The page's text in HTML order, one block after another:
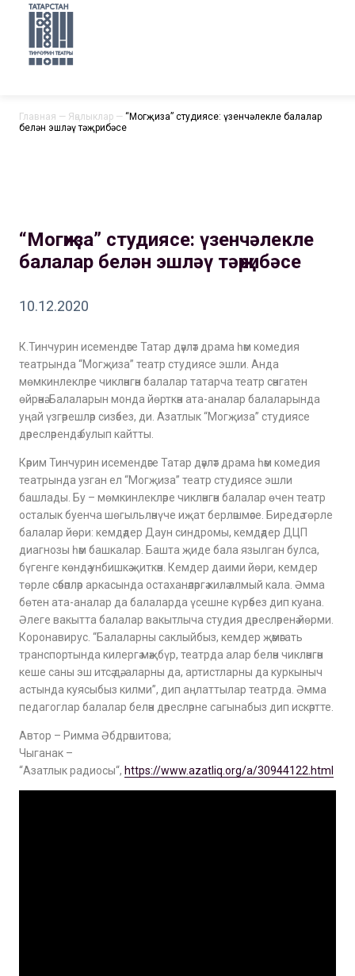
Главная — Яңалыклар — “Могҗиза” студиясе: үзенчәлекле балалар
белән эшләү тәҗрибәсе
“Могҗиза” студиясе: үзенчәлекле
балалар белән эшләү тәҗрибәсе
10.12.2020
К.Тинчурин исемендәге Татар дәүләт драма һәм комедия
театрында “Могҗиза” театр студиясе эшли. Анда
мөмкинлекләре чикләнгән балалар татарча театр сәнгатен
өйрәнә. Балаларын монда йөрткән ата-аналар балаларында
уңай үзгәрешләр сизәбез, ди. Азатлык“Могҗиза” студиясе
дәресләрендә булып кайтты.
Кәрим Тинчурин исемендәге Татар дәүләт драма һәм комедия
театрында узган ел “Могҗиза” театр студиясе эшли
башлады. Бу – мөмкинлекләре чикләнгән балалар өчен театр
осталык буенча шөгыльләнүче иҗат берләшмәсе. Биредә төрле
балалар йөри: кемдәдер Даун синдромы, кемдәдер ДЦП
диагнозы һәм башкалар. Башта җиде бала язылган булса,
бүгенге көндә унбишкә җиткән. Кемдер даими йөри, кемдер
төрле сәбәпләр аркасында остаханәләргә килә алмый кала. Әмма
бөтен ата-аналар да балаларда үсешне күрәбез дип куана.
Әлеге вакытта балалар вакытлыча студия дәресләренә йөрми.
Коронавирус. “Балаларны саклыйбыз, кемдер җәмәгать
транспортында килергә мәҗбүр, театрда алар белән чикләнгән
кеше саны эш итсә дә, аларны да, артистларны да куркыныч
астында куясыбыз килми”, дип аңлаттылар театрда. Әмма
педагоглар балалар белән дәресләрне сагынабыз дип искәртте.
Автор – Римма Әбдрәшитова;
Чыганак –
“Азатлыкрадиосы“, https://www.azatliq.org/a/30944122.html